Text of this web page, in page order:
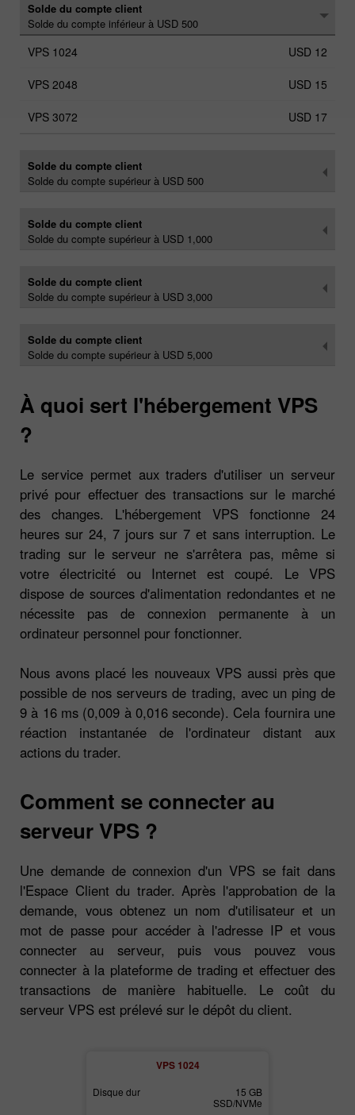
Solde du compte client
Solde du compte inférieur à USD 500
USD 12
USD 15
USD 17
Solde du compte client
Solde du compte supérieur à USD 500
Solde du compte client
Solde du compte supérieur à USD 1,000
Solde du compte client
Solde du compte supérieur à USD 3,000
Solde du compte client
Solde du compte supérieur à USD 5,000
À quoi sert l'hébergement VPS
?
Le service permet aux traders d'utiliser un serveur
privé pour effectuer des transactions sur le marché
des changes. L'hébergement VPS fonctionne 24
heures sur 24, 7 jours sur 7 et sans interruption. Le
trading sur le serveur ne s'arrêtera pas, même si
votre électricité ou Internet est coupé. Le VPS
dispose de sources d'alimentation redondantes et ne
nécessite pas de connexion permanente à un
ordinateur personnel pour fonctionner.
Nous avons placé les nouveaux VPS aussi près que
possible de nos serveurs de trading, avec un ping de
9 à 16 ms (0,009 à 0,016 seconde). Cela fournira une
réaction instantanée de l'ordinateur distant aux
actions du trader.
Comment se connecter au
serveur VPS ?
Une demande de connexion d'un VPS se fait dans
l'Espace Client du trader. Après l'approbation de la
demande, vous obtenez un nom d'utilisateur et un
mot de passe pour accéder à l'adresse IP et vous
connecter au serveur, puis vous pouvez vous
connecter à la plateforme de trading et effectuer des
transactions de manière habituelle. Le coût du
serveur VPS est prélevé sur le dépôt du client.
VPS 1024
Disque dur
15 GB
SSD/NVMe